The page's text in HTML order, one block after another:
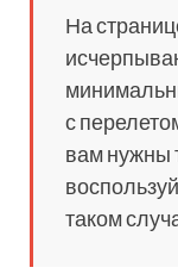
На
с
вам нужны
таком